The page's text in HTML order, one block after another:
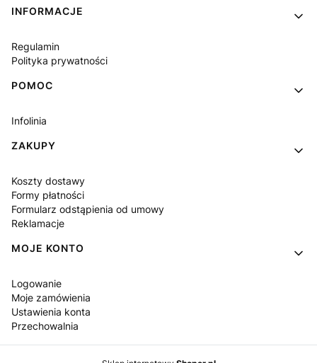
INFORMACJE
Regulamin
Polityka prywatności
POMOC
Infolinia
ZAKUPY
Koszty dostawy
Formy płatności
Formularz odstąpienia od umowy
Reklamacje
MOJE KONTO
Logowanie
Moje zamówienia
Ustawienia konta
Przechowalnia